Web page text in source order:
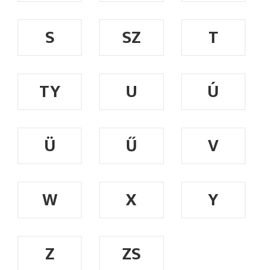
S SZ
T
TY
U
Ú
Ü
Ű
V
W
X
Y
Z
ZS